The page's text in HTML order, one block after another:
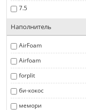
7.5
Наполнитель
AirFoam
Airfoam
forplit
би-кокос
мемори